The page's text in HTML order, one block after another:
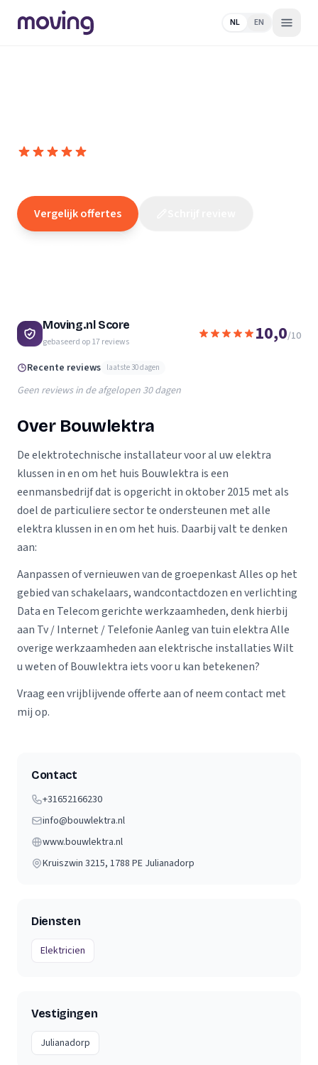
NL EN
Vergelijk offertes
Moving.nl Score
gebaseerd op17reviews 10,0/10
Recente reviews laatste 30 dagen
Geen reviews in de afgelopen 30 dagen
Over Bouwlektra
De elektrotechnische installateur voor al uw elektra
klussen in en om het huis​ Bouwlektra is een
eenmansbedrijf dat is opgericht in oktober 2015 met als
doel de particuliere sector te ondersteunen met alle
elektra klussen in en om het huis. Daarbij valt te denken
aan:
Aanpassen of vernieuwen van de groepenkast Alles op het
gebied van schakelaars, wandcontactdozen en verlichting
Data en Telecom gerichte werkzaamheden, denk hierbij
aan Tv / Internet / Telefonie Aanleg van tuin elektra Alle
overige werkzaamheden aan elektrische installaties Wilt
u weten of Bouwlektra iets voor u kan betekenen?
Vraag een vrijblijvende offerte aan of neem contact met
mij op.
Contact
+31652166230
info@bouwlektra.nl
www.bouwlektra.nl
Kruiszwin 3215, 1788 PE Julianadorp
Diensten
Elektricien
Vestigingen
Julianadorp